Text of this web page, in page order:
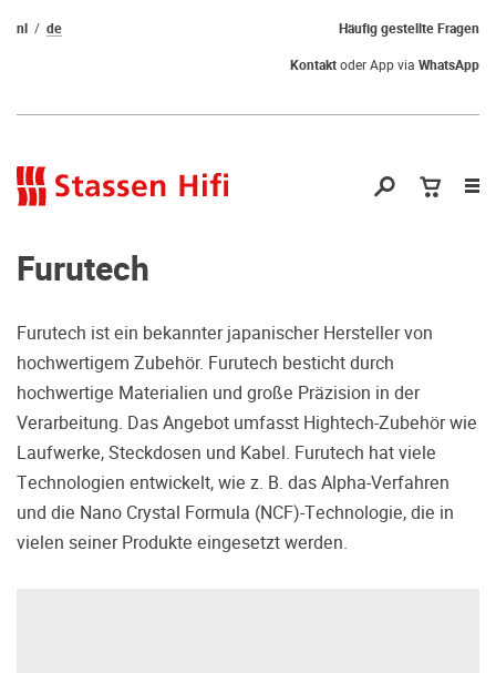
Qual der Wahl?
Warum kommen Sie nicht vorbei und
hören erstmal Probe? Dadurch stellen
Sie sicher, dass Sie die richtige Wahl
treffen.
Oft werden Produkte auf Empfehlung
Häufig gestellte Fragen
nl
de
Kontaktoder App via WhatsApp
Furutech
Furutech ist ein bekannter japanischer Hersteller von
hochwertigem Zubehör. Furutech besticht durch
hochwertige Materialien und große Präzision in der
Verarbeitung. Das Angebot umfasst Hightech-Zubehör wie
Laufwerke, Steckdosen und Kabel. Furutech hat viele
Technologien entwickelt, wie z. B. das Alpha-Verfahren
und die Nano Crystal Formula (NCF)-Technologie, die in
vielen seiner Produkte eingesetzt werden.